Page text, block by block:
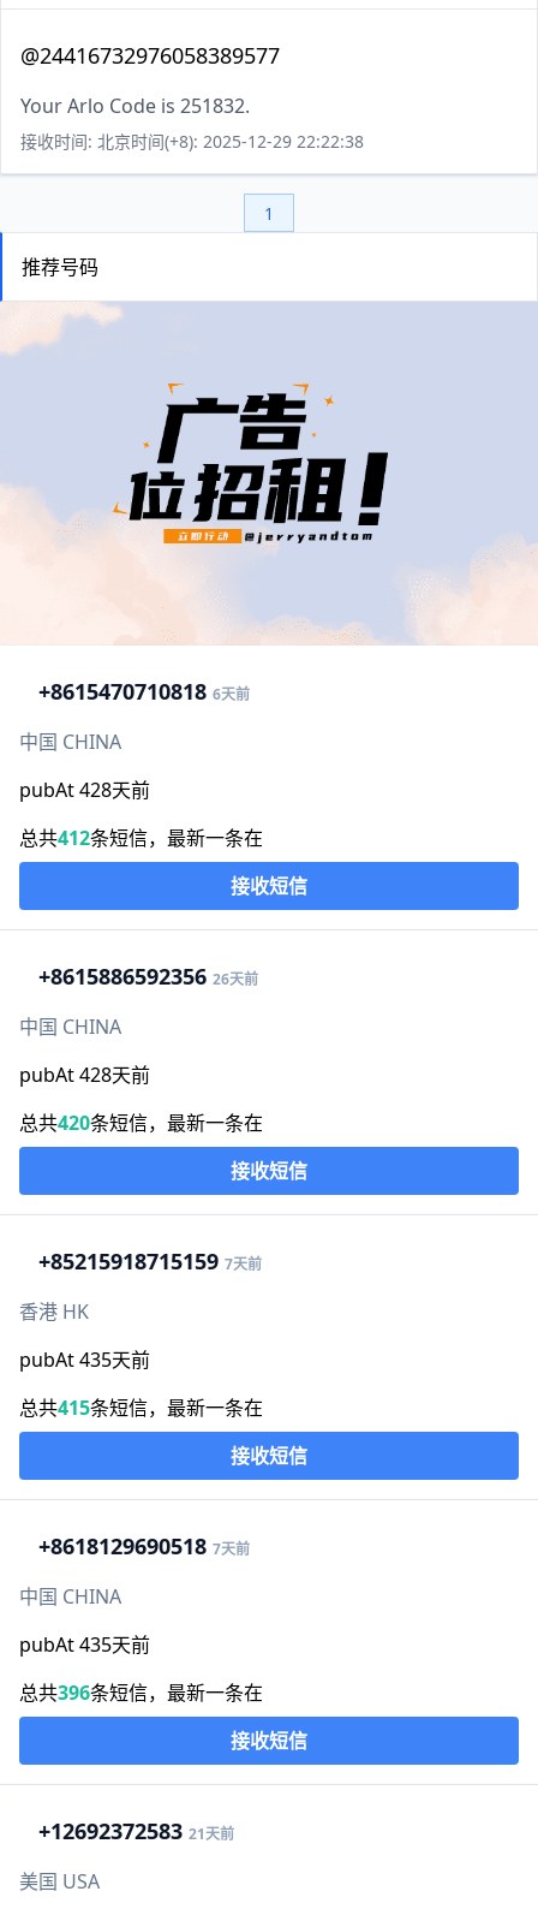
@24416732976058389577
Your Arlo Code is 251832.
接收时间: 北京时间(+8): 2025-12-29 22:22:38
1
推荐号码
+8615470710818 6天前
中国 CHINA
pubAt 428天前
总共412条短信，最新一条在
接收短信
+8615886592356 26天前
中国 CHINA
pubAt 428天前
总共420条短信，最新一条在
接收短信
+85215918715159 7天前
香港 HK
pubAt 435天前
总共415条短信，最新一条在
接收短信
+8618129690518 7天前
中国 CHINA
pubAt 435天前
总共396条短信，最新一条在
接收短信
+12692372583 21天前
美国 USA